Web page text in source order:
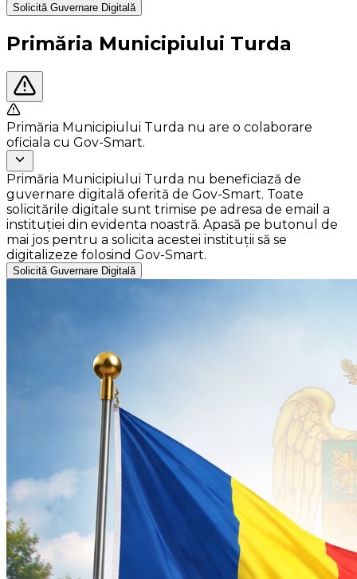
Solicită Guvernare Digitală
Primăria Municipiului Turda
Primăria Municipiului Turda nu are o colaborare
oficiala cu Gov-Smart.
Primăria Municipiului Turda nu beneficiază de
guvernare digitală oferită de Gov-Smart. Toate
solicitările digitale sunt trimise pe adresa de email a
instituției din evidenta noastră. Apasă pe butonul de
mai jos pentru a solicita acestei instituții să se
digitalizeze folosind Gov-Smart.
Solicită Guvernare Digitală